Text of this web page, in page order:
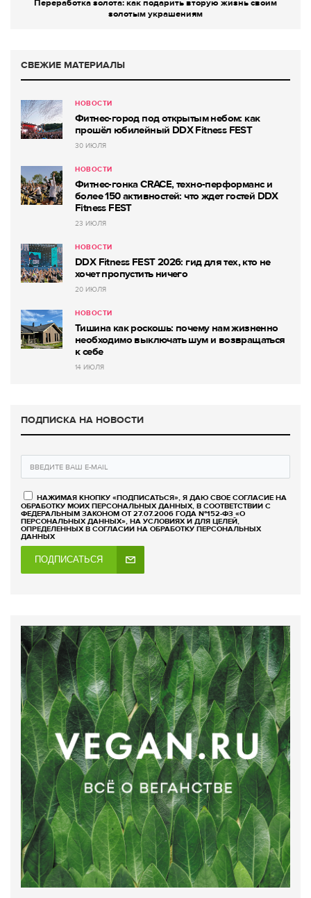
Переработка золота: как подарить вторую жизнь своим
золотым украшениям
СВЕЖИЕ МАТЕРИАЛЫ
НОВОСТИ
Фитнес-город под открытым небом: как
прошёл юбилейный DDX Fitness FEST
30 ИЮЛЯ
НОВОСТИ
Фитнес-гонка CRACE, техно-перформанс и
более 150 активностей: что ждет гостей DDX
Fitness FEST
23 ИЮЛЯ
НОВОСТИ
DDX Fitness FEST 2026: гид для тех, кто не
хочет пропустить ничего
20 ИЮЛЯ
НОВОСТИ
Тишина как роскошь: почему нам жизненно
необходимо выключать шум и возвращаться
к себе
14 ИЮЛЯ
ПОДПИСКА НА НОВОСТИ
НАЖИМАЯ КНОПКУ «ПОДПИСАТЬСЯ», Я ДАЮ СВОЕ СОГЛАСИЕ НА
ОБРАБОТКУ МОИХ ПЕРСОНАЛЬНЫХ ДАННЫХ, В СООТВЕТСТВИИ С
ФЕДЕРАЛЬНЫМ ЗАКОНОМ ОТ 27.07.2006 ГОДА №152-ФЗ «О
ПЕРСОНАЛЬНЫХ ДАННЫХ», НА УСЛОВИЯХ И ДЛЯ ЦЕЛЕЙ,
ОПРЕДЕЛЕННЫХ В СОГЛАСИИ НА ОБРАБОТКУ ПЕРСОНАЛЬНЫХ
ДАННЫХ
ПОДПИСАТЬСЯ